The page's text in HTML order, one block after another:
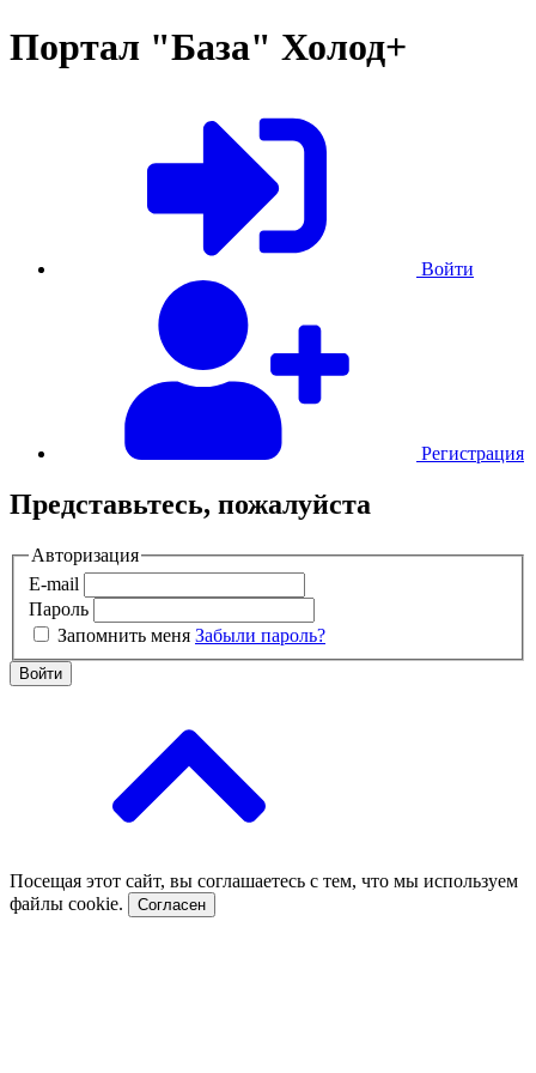
Портал "База" Холод+
Войти
Регистрация
Представьтесь, пожалуйста
Авторизация
E-mail
Пароль
Запомнить меня Забыли пароль?
Войти
Посещая этот сайт, вы соглашаетесь с тем, что мы используем
файлы cookie.
Согласен